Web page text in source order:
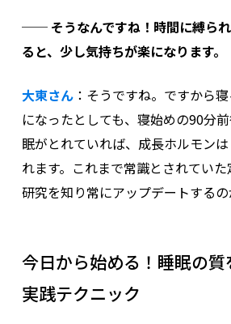
── そうなんですね！時間に縛ら
ると、少し気持ちが楽になります。
大東さん： そうですね。ですから
になったとしても、寝始めの90分
眠がとれていれば、成長ホルモン
れます。 これまで常識とされてい
研究を知り常にアップデートするの
今日から始める！睡眠の
実践テクニック